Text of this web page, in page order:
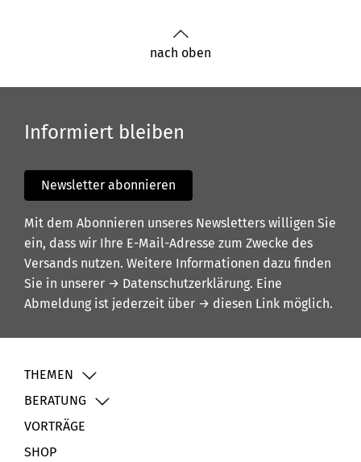
nach oben
Informiert bleiben
Newsletter abonnieren
Mit dem Abonnieren unseres Newsletters willigen Sie
ein, dass wir Ihre E-Mail-Adresse zum Zwecke des
Versands nutzen. Weitere Informationen dazu finden
Sie in unserer → Datenschutzerklärung. Eine
Abmeldung ist jederzeit über → diesen Link möglich.
THEMEN
BERATUNG
VORTRÄGE
SHOP